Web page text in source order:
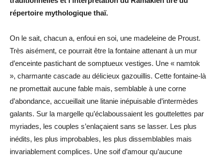
répertoire mythologique thaï.
On le sait, chacun a, enfoui en soi, une madeleine de Proust.
Très aisément, ce pourrait être la fontaine attenant à un mur
d’enceinte pastichant de somptueux vestiges. Une « namtok
», charmante cascade au délicieux gazouillis. Cette fontaine-là
ne promettait aucune fable mais, semblable à une corne
d’abondance, accueillait une litanie inépuisable d’intermèdes
galants. Sur la margelle qu’éclaboussaient les gouttelettes par
myriades, les couples s’enlaçaient sans se lasser. Les plus
inédits, les plus improbables, les plus dissemblables mais
invariablement complices. Une soif d’amour qu’aucune